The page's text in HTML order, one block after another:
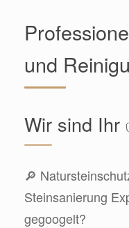
und
Wir sind Ihr
🔎
Steinsanierung
gegoogelt?